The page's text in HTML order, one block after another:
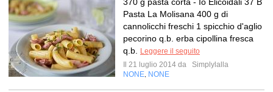
Pasta La Molisana 400 g di
cannolicchi freschi 1 spicchio d'aglio
pecorino q.b. erba cipollina fresca
q.b.
Leggere il seguito
Il 21 luglio 2014 da
Simplylalla
NONE NONE